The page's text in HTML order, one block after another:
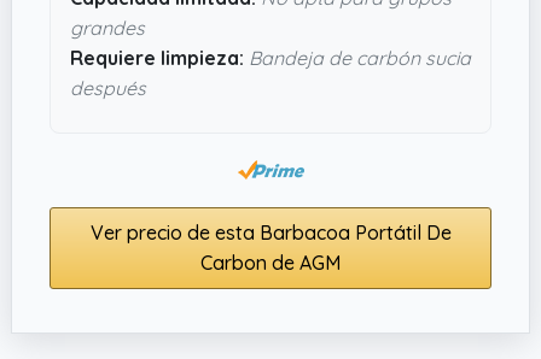
grandes
Requiere limpieza: Bandeja de carbón sucia
después
Ver precio de esta Barbacoa Portátil De
Carbon de AGM